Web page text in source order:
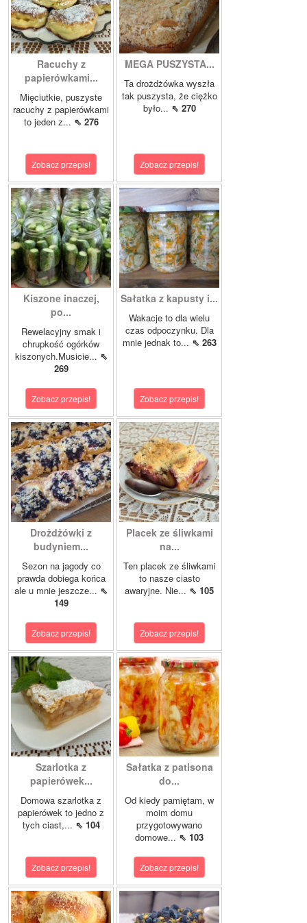
Racuchy z
papierówkami...
Mięciutkie, puszyste
racuchy z papierówkami
to jeden z... ⇖ 276
Zobacz przepis!
MEGA PUSZYSTA...
Ta drożdżówka wyszła
tak puszysta, że ciężko
było... ⇖ 270
Zobacz przepis!
Kiszone inaczej,
po...
Rewelacyjny smak i
chrupkość ogórków
kiszonych.Musicie... ⇖
269
Zobacz przepis!
Sałatka z kapusty i...
Wakacje to dla wielu
czas odpoczynku. Dla
mnie jednak to... ⇖ 263
Zobacz przepis!
Drożdżówki z
budyniem...
Sezon na jagody co
prawda dobiega końca
ale u mnie jeszcze... ⇖
149
Zobacz przepis!
Placek ze śliwkami
na...
Ten placek ze śliwkami
to nasze ciasto
awaryjne. Nie... ⇖ 105
Zobacz przepis!
Szarlotka z
papierówek...
Domowa szarlotka z
papierówek to jedno z
tych ciast,... ⇖ 104
Zobacz przepis!
Sałatka z patisona
do...
Od kiedy pamiętam, w
moim domu
przygotowywano
domowe... ⇖ 103
Zobacz przepis!